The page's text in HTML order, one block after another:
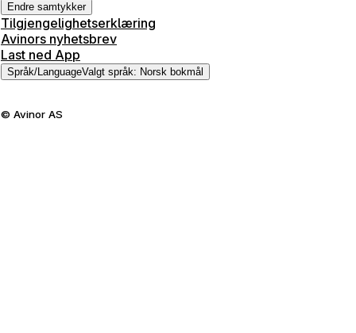
Endre samtykker
Tilgjengelighetserklæring
Avinors nyhetsbrev
Last ned App
Språk/LanguageValgt språk: Norsk bokmål
© Avinor AS